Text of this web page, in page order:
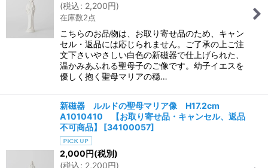
(税込: 2,200円)
在庫数2点
こちらのお品物は、お取り寄せ品のため、キャン
セル・返品には応じられません。ご了承の上ご注
文下さいやさしい白色の新磁器で仕上げられた、
温かみあふれる聖母子のご像です。幼子イエスを
優しく抱く聖母マリアの穏…
新磁器 ルルドの聖母マリア像 H17.2cm
A1010410 【お取り寄せ品・キャンセル、返品
不可商品】
[34100057]
2,000円(税別)
(税込: 2,200円)